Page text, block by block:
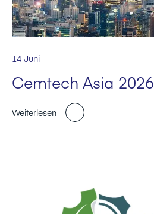
14 Juni
Cemtech Asia 2026
Weiterlesen